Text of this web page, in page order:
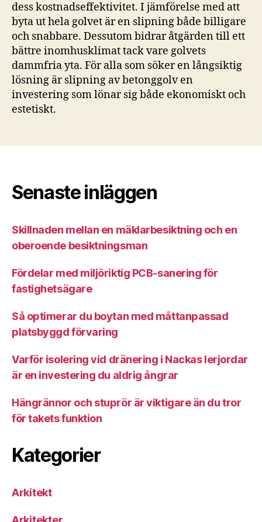
dess kostnadseffektivitet. I jämförelse med att
byta ut hela golvet är en slipning både billigare
och snabbare. Dessutom bidrar åtgärden till ett
bättre inomhusklimat tack vare golvets
dammfria yta. För alla som söker en långsiktig
lösning är slipning av betonggolv en
investering som lönar sig både ekonomiskt och
estetiskt.
Senaste inläggen
Skillnaden mellan en mäklarbesiktning och en
oberoende besiktningsman
Fördelar med miljöriktig PCB-sanering för
fastighetsägare
Så optimerar du boytan med måttanpassad
platsbyggd förvaring
Varför isolering vid dränering i Nackas lerjordar
är en investering du aldrig ångrar
Hängrännor och stuprör är viktigare än du tror
för takets funktion
Kategorier
Arkitekt